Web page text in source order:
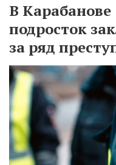
В
подросток
за ряд